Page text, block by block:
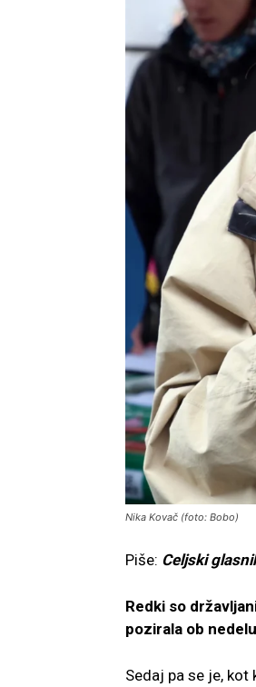
Nika Kovač (foto: Bobo)
Piše: Celjski
Redki so
pozirala ob
Sedaj pa se je,